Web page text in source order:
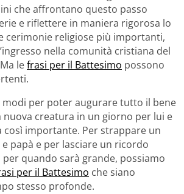
che affrontano questo passo
e riflettere in maniera rigorosa lo
cerimonie religiose più importanti,
nella comunità cristiana del
lefrasi per il Battesimo possono
modi per poter augurare tutto il bene
nuova creatura in un giorno per lui e
così importante. Per strappare un
papà e per lasciare un ricordo
quando sarà grande, possiamo
per il Battesimo che siano
stesso profonde.